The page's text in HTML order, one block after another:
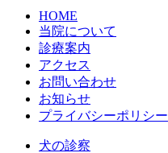
HOME
当院について
診療案内
アクセス
お問い合わせ
お知らせ
プライバシーポリシー
犬の診察